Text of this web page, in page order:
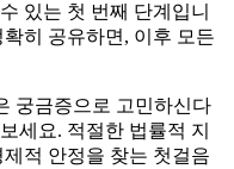
있는 첫 번째 단계입니
히 공유하면, 이후 모든
궁금증으로 고민하신다
세요. 적절한 법률적 지
적 안정을 찾는 첫걸음